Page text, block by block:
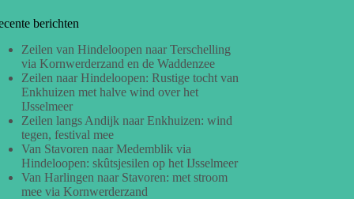
berichten
Zeilen van Hindeloopen naar Terschelling
via Kornwerderzand en de Waddenzee
Zeilen naar Hindeloopen: Rustige tocht van
Enkhuizen met halve wind over het
IJsselmeer
Zeilen langs Andijk naar Enkhuizen: wind
tegen, festival mee
Van Stavoren naar Medemblik via
Hindeloopen: skûtsjesilen op het IJsselmeer
Van Harlingen naar Stavoren: met stroom
mee via Kornwerderzand